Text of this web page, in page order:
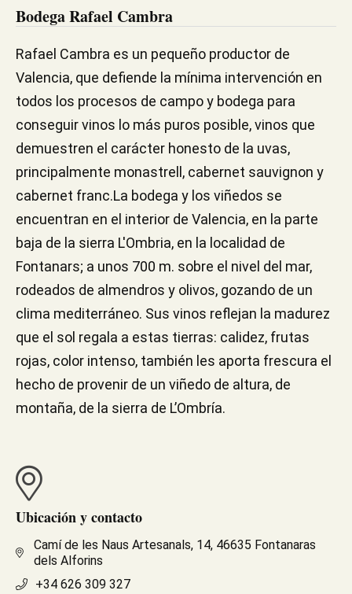
Bodega Rafael Cambra
Rafael Cambra es un pequeño productor de
Valencia, que defiende la mínima intervención en
todos los procesos de campo y bodega para
conseguir vinos lo más puros posible, vinos que
demuestren el carácter honesto de la uvas,
principalmente monastrell, cabernet sauvignon y
cabernet franc.La bodega y los viñedos se
encuentran en el interior de Valencia, en la parte
baja de la sierra L'Ombria, en la localidad de
Fontanars; a unos 700 m. sobre el nivel del mar,
rodeados de almendros y olivos, gozando de un
clima mediterráneo. Sus vinos reflejan la madurez
que el sol regala a estas tierras: calidez, frutas
rojas, color intenso, también les aporta frescura el
hecho de provenir de un viñedo de altura, de
montaña, de la sierra de L’Ombría.
Ubicación y contacto
Camí de les Naus Artesanals, 14, 46635 Fontanaras
dels Alforins
+34 626 309 327